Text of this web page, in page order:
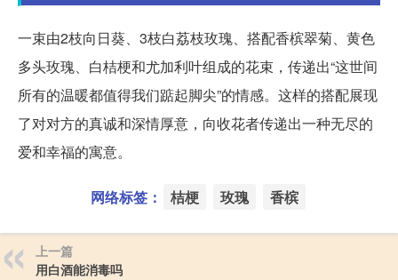
一束由2枝向日葵、3枝白荔枝玫瑰、搭配香槟翠菊、黄色
多头玫瑰、白桔梗和尤加利叶组成的花束，传递出“这世间
所有的温暖都值得我们踮起脚尖”的情感。这样的搭配展现
了对对方的真诚和深情厚意，向收花者传递出一种无尽的
爱和幸福的寓意。
网络标签： 桔梗 玫瑰 香槟
上一篇
用白酒能消毒吗